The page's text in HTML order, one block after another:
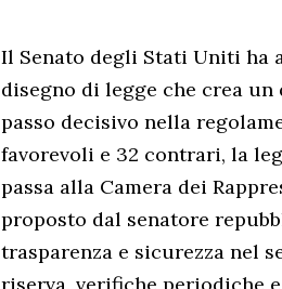
Il Senato degli Stati Uniti ha
disegno di legge che crea
passo decisivo nella
favorevoli e 32 contrari, la
passa alla Camera dei
proposto dal senatore
trasparenza e sicurezza nel
riserva, verifiche periodiche